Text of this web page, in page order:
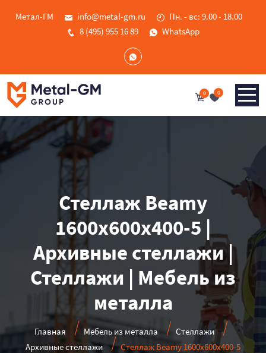
Метал-ГМ info@metal-gm.ru
Пн. - вс: 9.00 - 18.00
8 (495) 955 16 89
WhatsApp
0 0
Стеллаж Beamy
1600x600x400-5 |
Архивные стеллажи |
Стеллажи | Мебель из
металла
Главная Мебель из металла
Стеллажи
Архивные стеллажи
Стеллаж Beamy 1600x600x400-5